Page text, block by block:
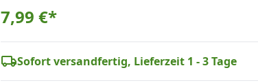
7,99 €*
Sofort versandfertig, Lieferzeit 1 - 3 Tage